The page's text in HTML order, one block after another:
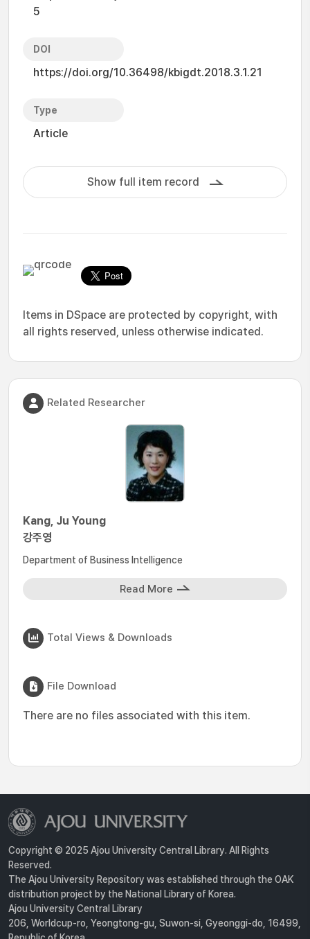
5
DOI
https://doi.org/10.36498/kbigdt.2018.3.1.21
Type
Article
Show full item record
Items in DSpace are protected by copyright, with
all rights reserved, unless otherwise indicated.
Related Researcher
Kang, Ju Young
강주영
Department of Business Intelligence
Read More
Total Views & Downloads
File Download
There are no files associated with this item.
Copyright © 2025 Ajou University Central Library. All Rights
Reserved.
The Ajou University Repository was established through the OAK
distribution project by the National Library of Korea.
Ajou University Central Library
206, Worldcup-ro, Yeongtong-gu, Suwon-si, Gyeonggi-do, 16499,